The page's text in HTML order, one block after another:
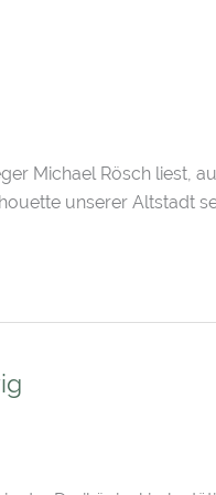
Michael Rösch liest,
unserer Altstadt